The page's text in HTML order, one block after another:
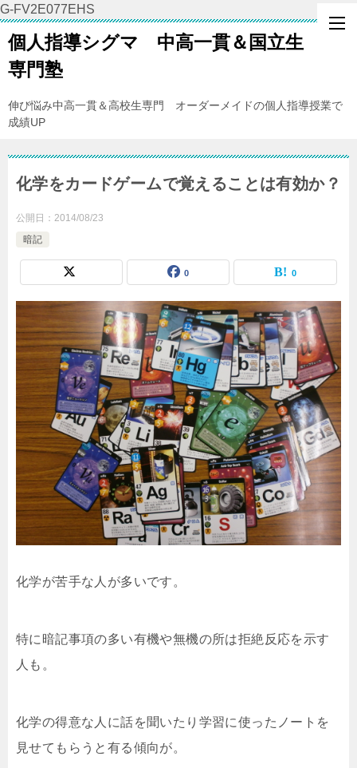
G-FV2E077EHS
個人指導シグマ 中高一貫＆国立生
専門塾
伸び悩み中高一貫＆高校生専門 オーダーメイドの個人指導授業で
成績UP
化学をカードゲームで覚えることは有効か？
公開日： 2014/08/23
暗記
0 0
化学が苦手な人が多いです。
特に暗記事項の多い有機や無機の所は拒絶反応を示す
人も。
化学の得意な人に話を聞いたり学習に使ったノートを
見せてもらうと有る傾向が。